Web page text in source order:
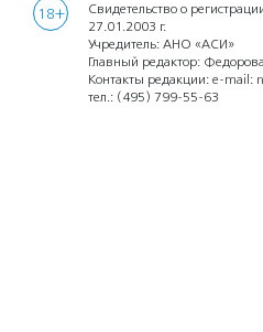
18+
Свидетельство о
27.01.2003 г.
Учредитель: АНО «АСИ»
Главный редактор:
Контакты редакции: e-mail:
тел.: (495) 799-55-63